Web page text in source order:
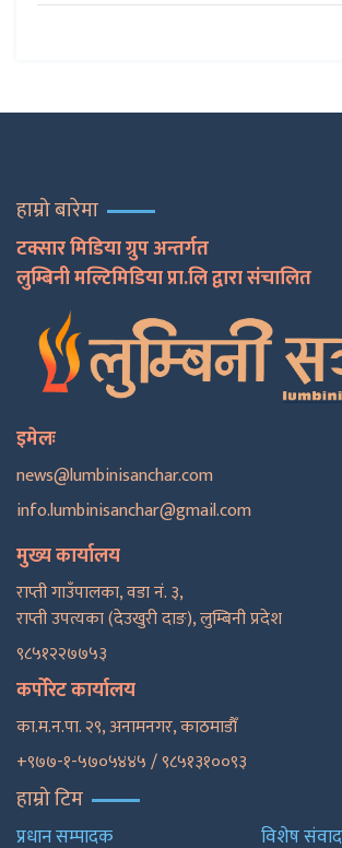
हाम्रो बारेमा
टक्सार मिडिया ग्रुप अन्तर्गत
लुम्बिनी मल्टिमिडिया प्रा.लि द्वारा संचालित
इमेलः
news@lumbinisanchar.com
info.lumbinisanchar@gmail.com
मुख्य कार्यालय
राप्ती गाउँपालका, वडा नं. ३,
राप्ती उपत्यका (देउखुरी दाङ), लुम्बिनी प्रदेश
९८५१२२७७५३
कर्पोरेट कार्यालय
का.म.न.पा. २९, अनामनगर, काठमाडाैँ
+९७७-१-५७०५४४५ / ९८५१३१००९३
हाम्रो टिम
प्रधान सम्पादक विशेष